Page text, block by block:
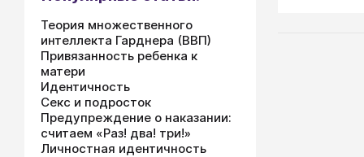
Теория множественного
интеллекта Гарднера (ВВП)
Привязанность ребенка к
матери
Идентичность
Секс и подросток
Предупреждение о наказании:
считаем «Раз! два! три!»
Личностная идентичность